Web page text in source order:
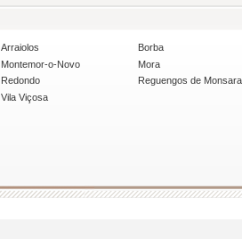
Arraiolos
Borba
Montemor-o-Novo
Mora
Redondo
Reguengos de
Vila Viçosa